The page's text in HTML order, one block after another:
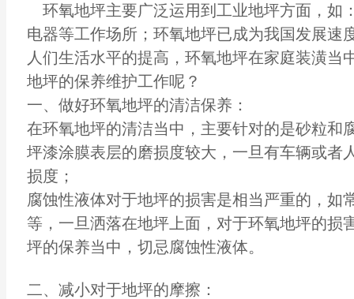
环氧地坪主要广泛运用到工业地坪方面，如
电器等工作场所；环氧地坪已成为我国发展速
人们生活水平的提高，环氧地坪在家庭装潢当
地坪的保养维护工作呢？
一、做好环氧地坪的清洁保养：
在环氧地坪的清洁当中，主要针对的是砂粒和
坪漆涂膜表层的磨损度较大，一旦有车辆或者
损度；
腐蚀性液体对于地坪的损害是相当严重的，如
等，一旦洒落在地坪上面，对于环氧地坪的损
坪的保养当中，切忌腐蚀性液体。
二、减小对于地坪的摩擦：